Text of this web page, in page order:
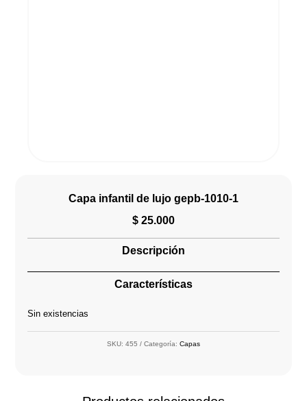
Capa infantil de lujo gepb-1010-1
$ 25.000
Descripción
Características
Sin existencias
SKU: 455 Categoría: Capas